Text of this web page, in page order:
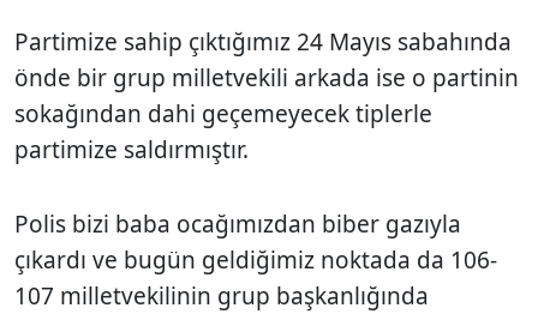
Partimize sahip çıktığımız 24 Mayıs sabahında
önde bir grup milletvekili arkada ise o partinin
sokağından dahi geçemeyecek tiplerle
partimize saldırmıştır.
Polis bizi baba ocağımızdan biber gazıyla
çıkardı ve bugün geldiğimiz noktada da 106-
107 milletvekilinin grup başkanlığında